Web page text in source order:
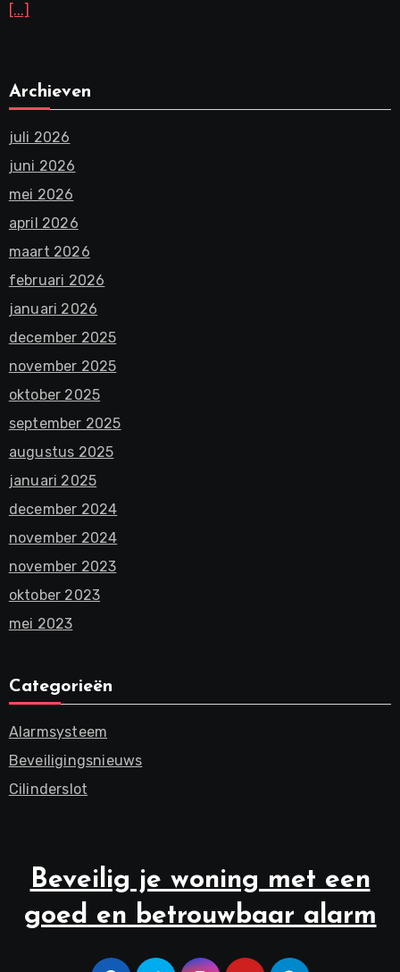
[...]
Archieven
juli 2026
juni 2026
mei 2026
april 2026
maart 2026
februari 2026
januari 2026
december 2025
november 2025
oktober 2025
september 2025
augustus 2025
januari 2025
december 2024
november 2024
november 2023
oktober 2023
mei 2023
Categorieën
Alarmsysteem
Beveiligingsnieuws
Cilinderslot
Beveilig je woning met een
goed en betrouwbaar alarm